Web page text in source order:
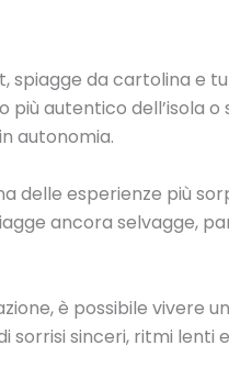
spiagge da cartolina e
autentico dell’isola o
autonomia.
delle esperienze più
ancora selvagge,
è possibile vivere
sinceri, ritmi lenti